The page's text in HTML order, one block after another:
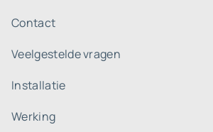
Contact
Veelgestelde vragen
Installatie
Werking